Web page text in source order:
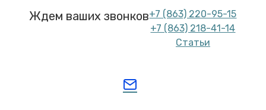
Ждем ваших звонков+7 (863) 220-95-15
+7 (863) 218-41-14
Статьи